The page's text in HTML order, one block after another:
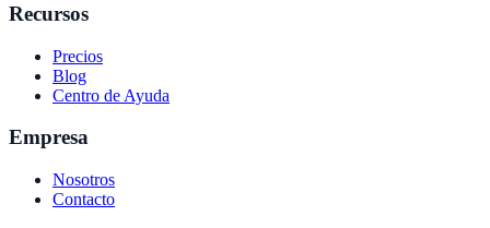
Recursos
Precios
Blog
Centro de Ayuda
Empresa
Nosotros
Contacto